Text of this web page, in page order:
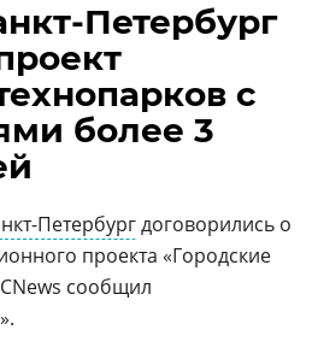
Петербург
с
более 3
Петербургдоговорились о
проекта «Городские
сообщил